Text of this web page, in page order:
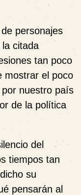
personajes
citada
tan poco
mostrar el poco
nuestro país
de la política
del
tiempos tan
su
pensarán al